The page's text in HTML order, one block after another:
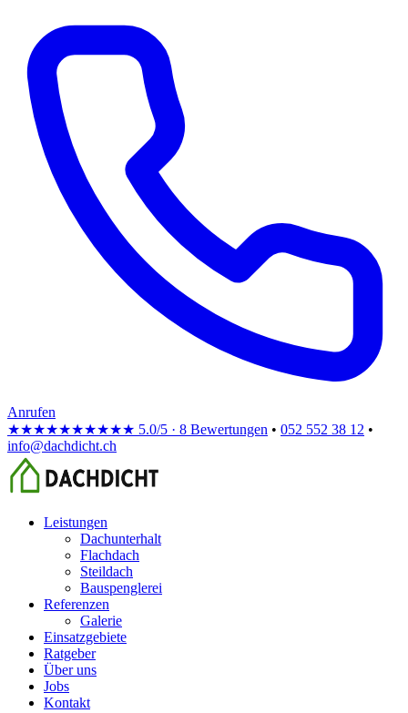
Anrufen
★★★★★★★★★★ 5.0/5 · 8 Bewertungen • 052 552 38 12 •
info@dachdicht.ch
Leistungen
Dachunterhalt
Flachdach
Steildach
Bauspenglerei
Referenzen
Galerie
Einsatzgebiete
Ratgeber
Über uns
Jobs
Kontakt